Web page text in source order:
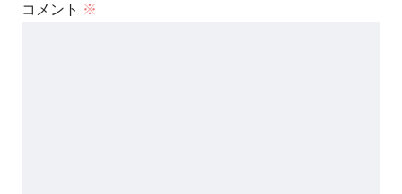
コメント ※